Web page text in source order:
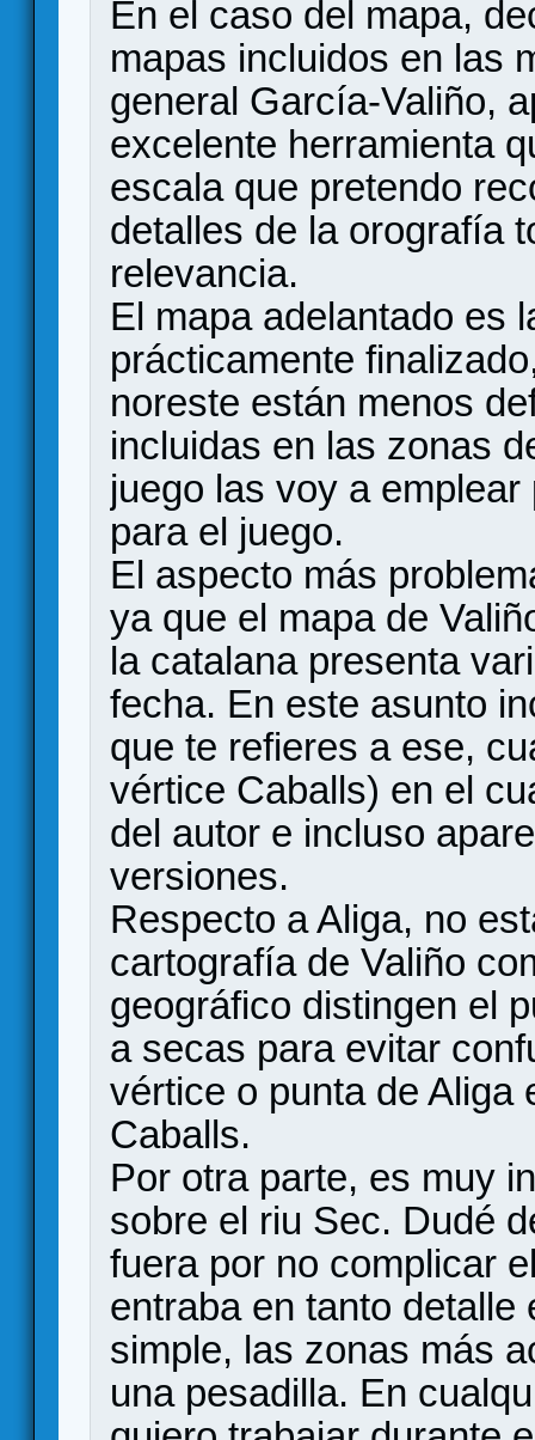
En el caso del mapa,
mapas incluidos en las
general García-Valiño,
excelente herramienta
escala que pretendo
detalles de la orografía
relevancia.
El mapa adelantado es
prácticamente
noreste están menos
incluidas en las zonas
juego las voy a
para el juego.
El aspecto más
ya que el mapa de
la catalana presenta
fecha. En este asunto
que te refieres a ese,
vértice Caballs) en el
del autor e incluso
versiones.
Respecto a Aliga, no
cartografía de Valiño
geográfico distingen el
a secas para evitar
vértice o punta de Aliga
Caballs.
Por otra parte, es muy
sobre el riu Sec. Dudé
fuera por no complicar
entraba en tanto
simple, las zonas más
una pesadilla. En